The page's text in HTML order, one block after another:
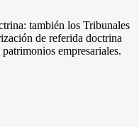
también los Tribunales
de referida doctrina
empresariales.